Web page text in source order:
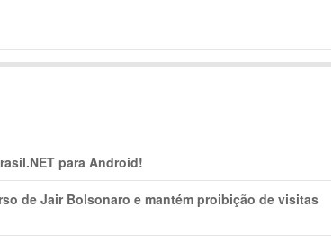
para Android!
de Jair Bolsonaro e mantém proibição de visitas